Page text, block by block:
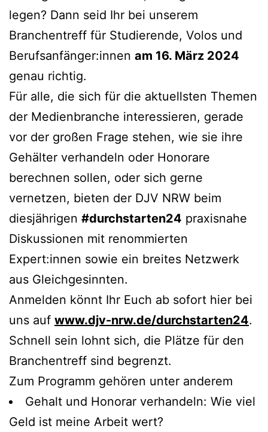
legen? Dann seid Ihr bei unserem
Branchentreff für Studierende, Volos und
Berufsanfänger:innen am 16. März 2024
genau richtig.
Für alle, die sich für die aktuellsten Themen
der Medienbranche interessieren, gerade
vor der großen Frage stehen, wie sie ihre
Gehälter verhandeln oder Honorare
berechnen sollen, oder sich gerne
vernetzen, bieten der DJV NRW beim
diesjährigen #durchstarten24 praxisnahe
Diskussionen mit renommierten
Expert:innen sowie ein breites Netzwerk
aus Gleichgesinnten.
Anmelden könnt Ihr Euch ab sofort hier bei
uns auf www.djv-nrw.de/durchstarten24.
Schnell sein lohnt sich, die Plätze für den
Branchentreff sind begrenzt.
Zum Programm gehören unter anderem
Gehalt und Honorar verhandeln: Wie viel
Geld ist meine Arbeit wert?